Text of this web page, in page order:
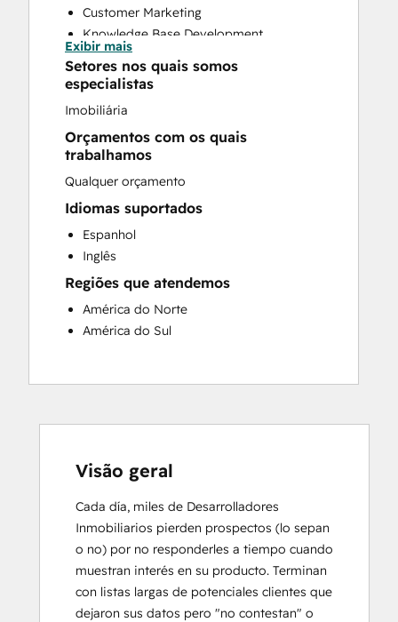
Customer Marketing
Knowledge Base Development
Programmable Automation
Sales and Marketing Alignment
Website Development
Exibir mais
Setores nos quais somos
especialistas
Imobiliária
Orçamentos com os quais
trabalhamos
Qualquer orçamento
Idiomas suportados
Espanhol
Inglês
Regiões que atendemos
América do Norte
América do Sul
Visão geral
Cada día, miles de Desarrolladores
Inmobiliarios pierden prospectos (lo sepan
o no) por no responderles a tiempo cuando
muestran interés en su producto. Terminan
con listas largas de potenciales clientes que
dejaron sus datos pero "no contestan" o